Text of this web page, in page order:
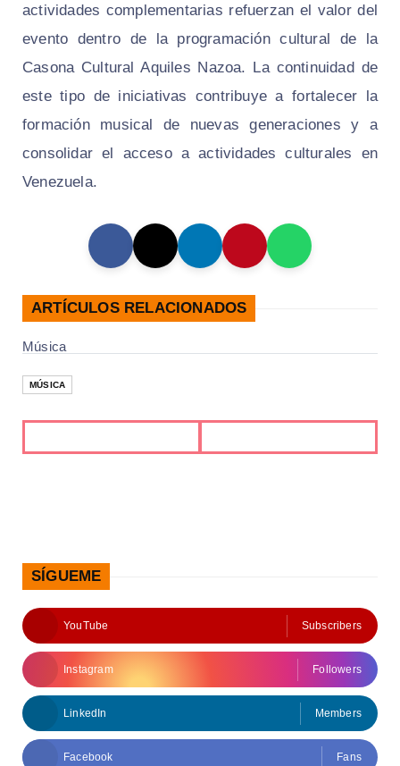
actividades complementarias refuerzan el valor del
evento dentro de la programación cultural de la
Casona Cultural Aquiles Nazoa. La continuidad de
este tipo de iniciativas contribuye a fortalecer la
formación musical de nuevas generaciones y a
consolidar el acceso a actividades culturales en
Venezuela.
ARTÍCULOS RELACIONADOS
Música
MÚSICA
SÍGUEME
YouTube Subscribers
Instagram Followers
LinkedIn Members
Facebook Fans